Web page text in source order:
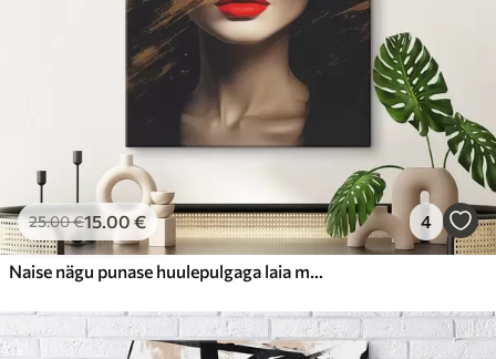
25.00€15.00 € 4
Naise nägu punase huulepulgaga laia mütsi all